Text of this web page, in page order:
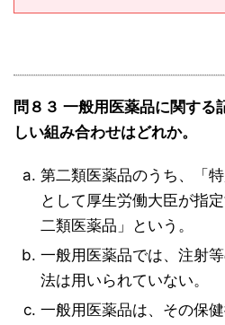
問８３ 一般用医薬品に関する
しい組み合わせはどれか。
第二類医薬品のうち、「
として厚生労働大臣が指
二類医薬品」という。
一般用医薬品では、注射
法は用いられていない。
一般用医薬品は、その保